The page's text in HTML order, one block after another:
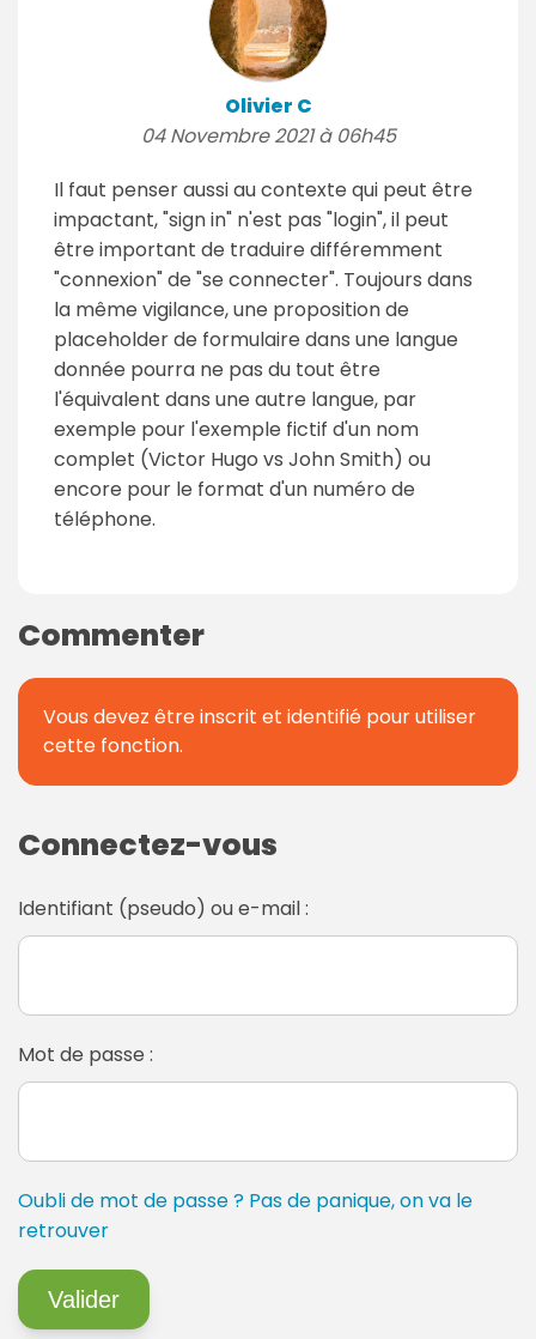
Olivier C
04 Novembre 2021 à 06h45
Il faut penser aussi au contexte qui peut être
impactant, "sign in" n'est pas "login", il peut
être important de traduire différemment
"connexion" de "se connecter". Toujours dans
la même vigilance, une proposition de
placeholder de formulaire dans une langue
donnée pourra ne pas du tout être
l'équivalent dans une autre langue, par
exemple pour l'exemple fictif d'un nom
complet (Victor Hugo vs John Smith) ou
encore pour le format d'un numéro de
téléphone.
Commenter
Vous devez être inscrit et identifié pour utiliser
cette fonction.
Connectez-vous
Identifiant (pseudo) ou e-mail :
Mot de passe :
Oubli de mot de passe ? Pas de panique, on va le
retrouver